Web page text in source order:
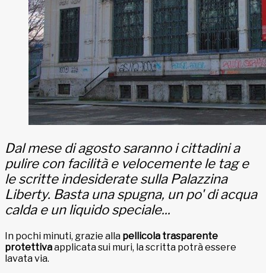
Dal mese di agosto saranno i cittadini a
pulire con facilità e velocemente le tag e
le scritte indesiderate sulla Palazzina
Liberty. Basta una spugna, un po' di acqua
calda e un liquido speciale...
In pochi minuti, grazie alla pellicola trasparente
protettivaapplicata sui muri, la scritta potrà essere
lavata via.